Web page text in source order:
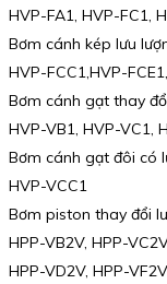
HVP-FA1, HVP-FC1,
Bơm cánh kép lưu
HVP-FCC1,HVP-
Bơm cánh gạt thay
HVP-VB1, HVP-VC1,
Bơm cánh gạt đôi có
HVP-VCC1
Bơm piston thay đổi
HPP-VB2V, HPP-
HPP-VD2V, HPP-VF2V